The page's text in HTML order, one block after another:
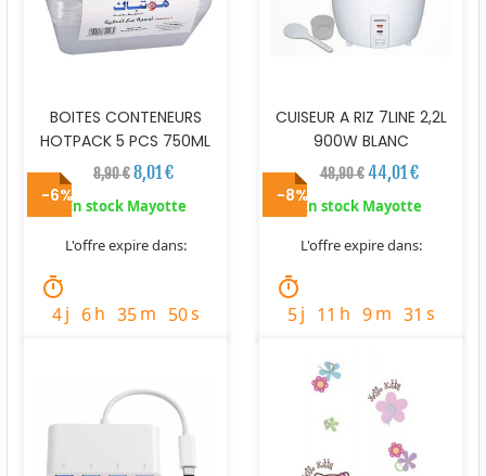
BOITES CONTENEURS
HOTPACK 5 PCS 750ML
8,90 €8,01 €
En stock Mayotte
L'offre expire dans:
timer
4j 6h 35m 49s
CUISEUR A RIZ 7LINE 2,2L
900W BLANC
48,90 € 44,01 €
En stock Mayotte
L'offre expire dans:
timer
5j 11 h 9m 30 s
-6% -8%